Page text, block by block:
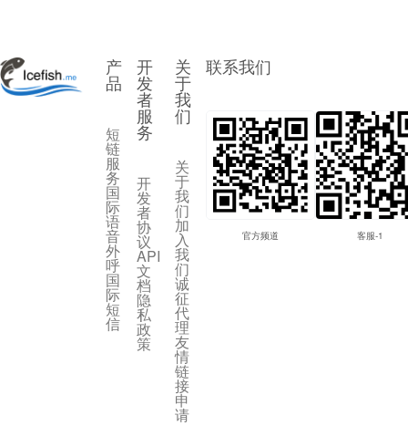
产
品
短
链
服
务
国
际
语
音
外
呼
国
际
短
信
开
发
者
服
务
开
发
者
协
议
API
文
档
隐
私
政
策
关
于
我
们
关
于
我
们
加
入
我
们
诚
征
代
理
友
情
链
接
申
请
联系我们
官方频道 客服-1